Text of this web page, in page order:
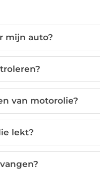
mijn auto?
van motorolie?
lekt?